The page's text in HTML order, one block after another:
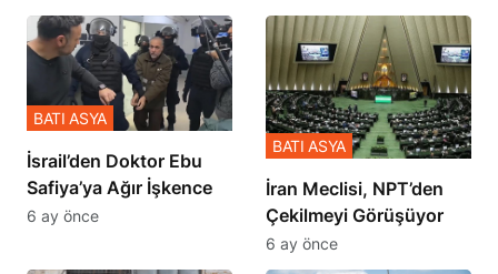
İsrail’den Doktor Ebu
Safiya’ya Ağır İşkence
BATI ASYA
6 ay önce
İran Meclisi, NPT’den
Çekilmeyi Görüşüyor
BATI ASYA
6 ay önce